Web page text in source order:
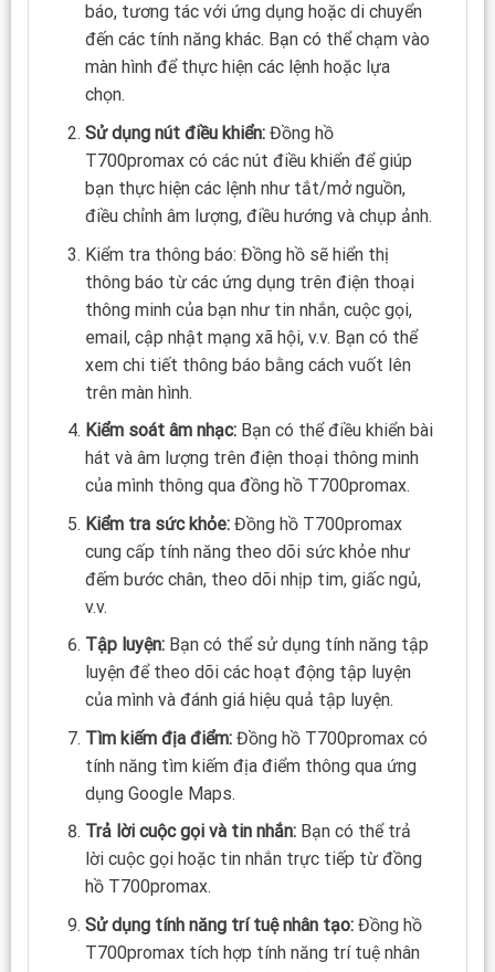
báo, tương tác với ứng dụng hoặc di chuyển
đến các tính năng khác. Bạn có thể chạm vào
màn hình để thực hiện các lệnh hoặc lựa
chọn.
Sử dụng nút điều khiển:Đồng hồ
T700promax có các nút điều khiển để giúp
bạn thực hiện các lệnh như tắt/mở nguồn,
điều chỉnh âm lượng, điều hướng và chụp ảnh.
Kiểm tra thông báo: Đồng hồ sẽ hiển thị
thông báo từ các ứng dụng trên điện thoại
thông minh của bạn như tin nhắn, cuộc gọi,
email, cập nhật mạng xã hội, v.v. Bạn có thể
xem chi tiết thông báo bằng cách vuốt lên
trên màn hình.
Kiểm soát âm nhạc:Bạn có thể điều khiển bài
hát và âm lượng trên điện thoại thông minh
của mình thông qua đồng hồ T700promax.
Kiểm tra sức khỏe:Đồng hồ T700promax
cung cấp tính năng theo dõi sức khỏe như
đếm bước chân, theo dõi nhịp tim, giấc ngủ,
v.v.
Tập luyện:Bạn có thể sử dụng tính năng tập
luyện để theo dõi các hoạt động tập luyện
của mình và đánh giá hiệu quả tập luyện.
Tìm kiếm địa điểm:Đồng hồ T700promax có
tính năng tìm kiếm địa điểm thông qua ứng
dụng Google Maps.
Trả lời cuộc gọi và tin nhắn:Bạn có thể trả
lời cuộc gọi hoặc tin nhắn trực tiếp từ đồng
hồ T700promax.
Sử dụng tính năng trí tuệ nhân tạo:Đồng hồ
T700promax tích hợp tính năng trí tuệ nhân